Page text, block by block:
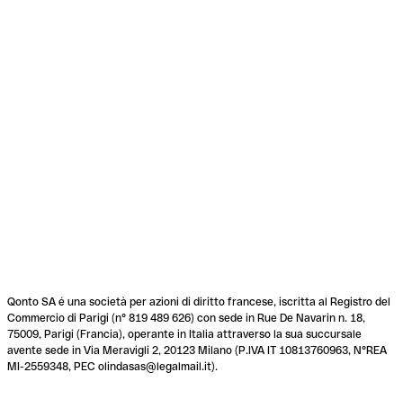
Qonto SA é una società per azioni di diritto francese, iscritta al Registro del
Commercio di Parigi (n° 819 489 626) con sede in Rue De Navarin n. 18,
75009, Parigi (Francia), operante in Italia attraverso la sua succursale
avente sede in Via Meravigli 2, 20123 Milano (P.IVA IT 10813760963, N°REA
MI-2559348, PEC olindasas@legalmail.it).